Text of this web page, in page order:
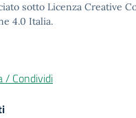
sotto Licenza Creative
4.0 Italia.
/ Condividi